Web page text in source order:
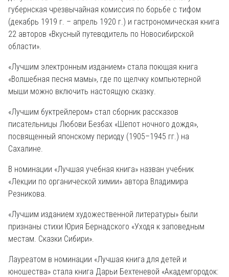
губернская чрезвычайная комиссия по борьбе с тифом
(декабрь 1919 г. – апрель 1920 г.) и гастрономическая книга
22 авторов «Вкусный путеводитель по Новосибирской
области».
«Лучшим электронным изданием» стала поющая книга
«Волшебная песня мамы», где по щелчку компьютерной
мыши можно включить настоящую сказку.
«Лучшим буктрейлером» стал сборник рассказов
писательницы Любови Безбах «Шепот ночного дождя»,
посвященный японскому периоду (1905–1945 гг.) на
Сахалине.
В номинации «Лучшая учебная книга» назван учебник
«Лекции по органической химии» автора Владимира
Резникова.
«Лучшим изданием художественной литературы» были
признаны стихи Юрия Бернадского «Уходя к заповедным
местам. Сказки Сибири».
Лауреатом в номинации «Лучшая книга для детей и
юношества» стала книга Дарьи Бехтеневой «Академгородок: